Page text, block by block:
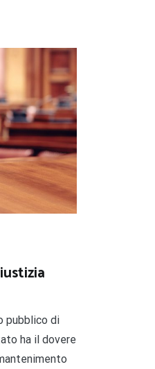
pubblico di
ha il dovere